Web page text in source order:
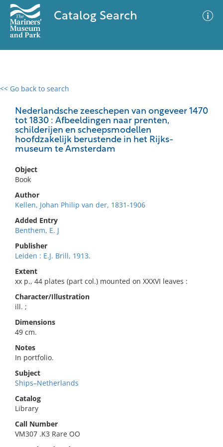
Catalog Search
<< Go back to search
Nederlandsche zeeschepen van ongeveer 1470
tot 1830 : Afbeeldingen naar prenten,
schilderijen en scheepsmodellen
hoofdzakelijk berustende in het Rijks-
museum te Amsterdam
Object
Book
Author
Kellen, Johan Philip van der, 1831-1906
Added Entry
Benthem, E. J
Publisher
Leiden : E.J. Brill, 1913.
Extent
xx p., 44 plates (part col.) mounted on XXXVI leaves :
Character/Illustration
ill. ;
Dimensions
49 cm.
Notes
In portfolio.
Subject
Ships–Netherlands
Catalog
Library
Call Number
VM307 .K3 Rare OO
0 results
No results meet your criteria